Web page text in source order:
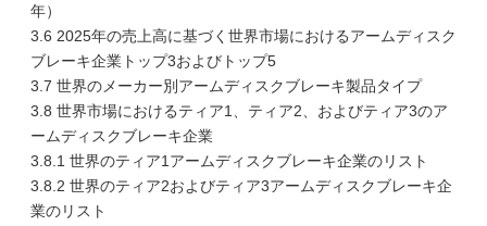
年）
3.6 2025年の売上高に基づく世界市場におけるアームディスク
ブレーキ企業トップ3およびトップ5
3.7 世界のメーカー別アームディスクブレーキ製品タイプ
3.8 世界市場におけるティア1、ティア2、およびティア3のア
ームディスクブレーキ企業
3.8.1 世界のティア1アームディスクブレーキ企業のリスト
3.8.2 世界のティア2およびティア3アームディスクブレーキ企
業のリスト